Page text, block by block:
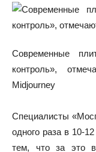
Современные
контроль»,
Midjourney
Специалисты
одного раза в 10-
тем, что за это